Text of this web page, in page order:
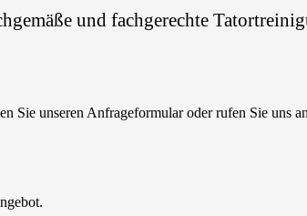
und fachgerechte
Sie unseren Anfrageformular oder rufen Sie uns